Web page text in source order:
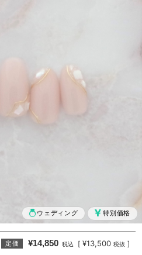
ウェディング 特別価格
定価 ¥14,850 税込 [ ¥13,500 税抜 ]